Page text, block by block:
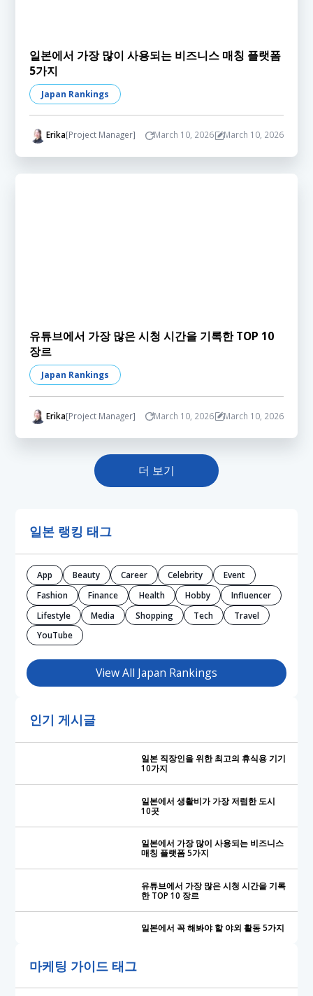
일본에서 가장 많이 사용되는 비즈니스 매칭 플랫폼
5가지
Japan Rankings
Erika[Project Manager] March 10, 2026 March 10, 2026
유튜브에서 가장 많은 시청 시간을 기록한 TOP 10
장르
Japan Rankings
Erika[Project Manager] March 10, 2026 March 10, 2026
더 보기
일본 랭킹 태그
App Beauty Career Celebrity
Event
Fashion
Finance Health Hobby
Influencer
Lifestyle
Media Shopping Tech
Travel
YouTube
View All Japan Rankings
인기 게시글
일본 직장인을 위한 최고의 휴식용 기기
10가지
일본에서 생활비가 가장 저렴한 도시
10곳
일본에서 가장 많이 사용되는 비즈니스
매칭 플랫폼 5가지
유튜브에서 가장 많은 시청 시간을 기록
한 TOP 10 장르
일본에서 꼭 해봐야 할 야외 활동 5가지
마케팅 가이드 태그